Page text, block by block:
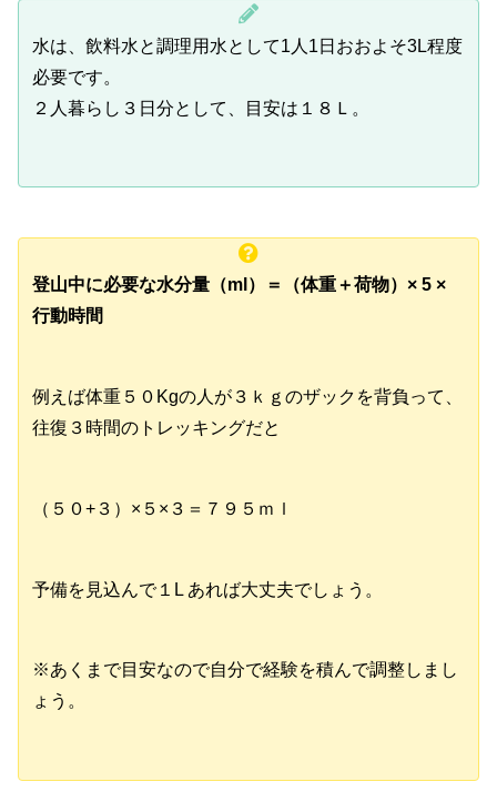
水は、飲料水と調理用水として1人1日おおよそ3L程度
必要です。
２人暮らし３日分として、目安は１８Ｌ。
登山中に必要な水分量（ml）＝（体重＋荷物）× 5 ×
行動時間
例えば体重５０Kgの人が３ｋｇのザックを背負って、
往復３時間のトレッキングだと
（５０+３）×５×３＝７９５ｍｌ
予備を見込んで１L あれば大丈夫でしょう。
※あくまで目安なので自分で経験を積んで調整しまし
ょう。